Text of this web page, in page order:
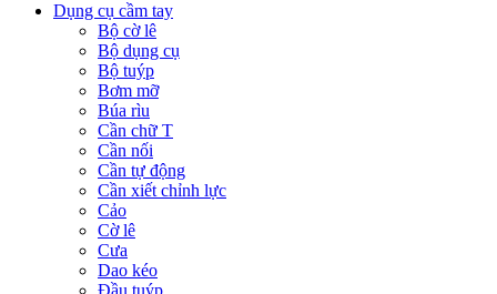
Dụng cụ cầm tay
Bộ cờ lê
Bộ dụng cụ
Bộ tuýp
Bơm mỡ
Búa rìu
Cần chữ T
Cần nối
Cần tự động
Cần xiết chỉnh lực
Cảo
Cờ lê
Cưa
Dao kéo
Đầu tuýp